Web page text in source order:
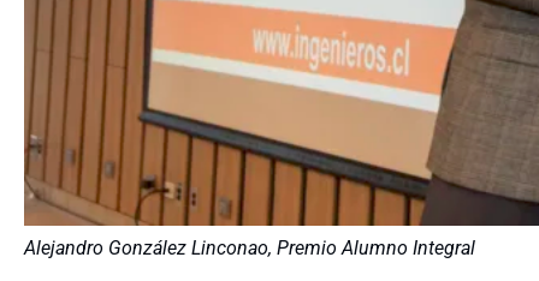
Alejandro González Linconao, Premio Alumno Integral